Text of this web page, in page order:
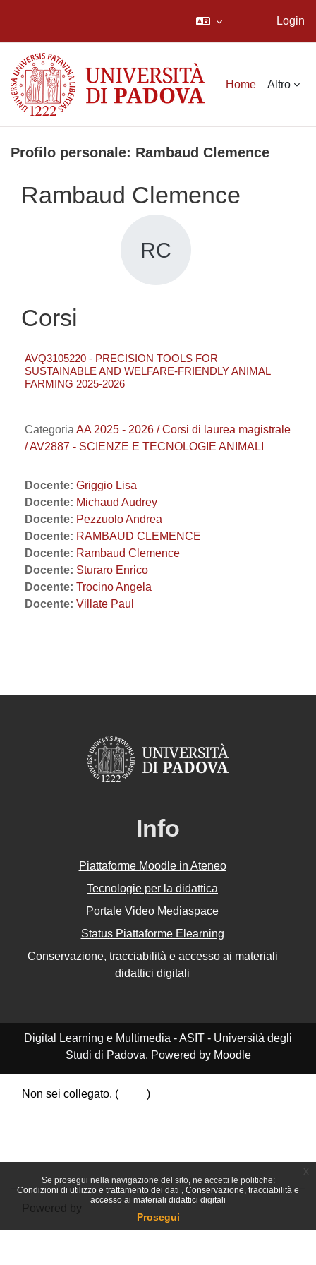
Se prosegui nella navigazione del sito, ne accetti le politiche:
Condizioni di utilizzo e trattamento dei dati
Conservazione, tracciabilità e
accesso ai materiali didattici digitali
Prosegui
Login
Home Altro
Profilo personale: Rambaud Clemence
Rambaud Clemence
RC
Corsi
AVQ3105220 - PRECISION TOOLS FOR
SUSTAINABLE AND WELFARE-FRIENDLY ANIMAL
FARMING 2025-2026
Categoria AA 2025 - 2026 / Corsi di laurea magistrale
/ AV2887 - SCIENZE E TECNOLOGIE ANIMALI
Docente: Griggio Lisa
Docente: Michaud Audrey
Docente: Pezzuolo Andrea
Docente: RAMBAUD CLEMENCE
Docente: Rambaud Clemence
Docente: Sturaro Enrico
Docente: Trocino Angela
Docente: Villate Paul
Info
Piattaforme Moodle in Ateneo
Tecnologie per la didattica
Portale Video Mediaspace
Status Piattaforme Elearning
Conservazione, tracciabilità e accesso ai materiali
didattici digitali
Digital Learning e Multimedia - ASIT - Università degli
Studi di Padova. Powered by Moodle
Non sei collegato. (
)
Powered by Moodle